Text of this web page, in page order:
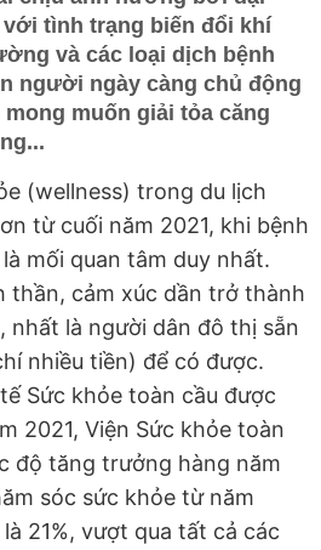
tình trạng biến đổi khí
và các loại dịch bệnh
người ngày càng chủ động
muốn giải tỏa căng
(wellness) trong du lịch
từ cuối năm 2021, khi bệnh
mối quan tâm duy nhất.
thần, cảm xúc dần trở thành
nhất là người dân đô thị sẵn
nhiều tiền) để có được.
Sức khỏe toàn cầu được
2021, Viện Sức khỏe toàn
độ tăng trưởng hàng năm
sóc sức khỏe từ năm
21%, vượt qua tất cả các